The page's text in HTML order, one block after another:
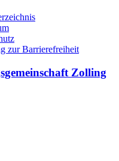
zur Barrierefreiheit
Zolling